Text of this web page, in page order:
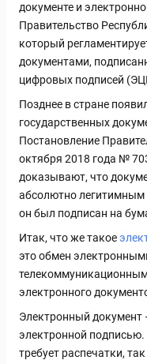
документе и
Правительство
который
документами,
цифровых подписей
Позднее в стране
государственных
Постановление
октября 2018 года №
доказывают, что
абсолютно легитимным
он был подписан на
Итак, что же такое
это обмен
электронного
Электронный документ
электронной
требует распечатки,